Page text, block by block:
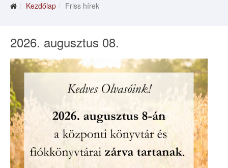
Kezdőlap Friss hírek
2026. augusztus 08.